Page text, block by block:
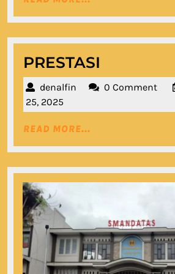
PRESTASI
denalfin denalfin0 Comment
25, 2025
25,
2025
READ MORE...